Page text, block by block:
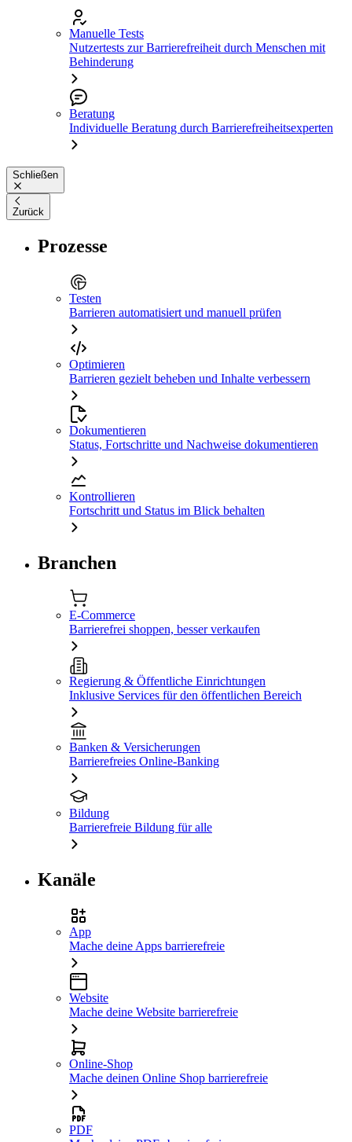
Manuelle Tests
Nutzertests zur Barrierefreiheit durch Menschen mit
Behinderung
Beratung
Individuelle Beratung durch Barrierefreiheitsexperten
Schließen
Zurück
Prozesse
Testen
Barrieren automatisiert und manuell prüfen
Optimieren
Barrieren gezielt beheben und Inhalte verbessern
Dokumentieren
Status, Fortschritte und Nachweise dokumentieren
Kontrollieren
Fortschritt und Status im Blick behalten
Branchen
E-Commerce
Barrierefrei shoppen, besser verkaufen
Regierung & Öffentliche Einrichtungen
Inklusive Services für den öffentlichen Bereich
Banken & Versicherungen
Barrierefreies Online-Banking
Bildung
Barrierefreie Bildung für alle
Kanäle
App
Mache deine Apps barrierefreie
Website
Mache deine Website barrierefreie
Online-Shop
Mache deinen Online Shop barrierefreie
PDF